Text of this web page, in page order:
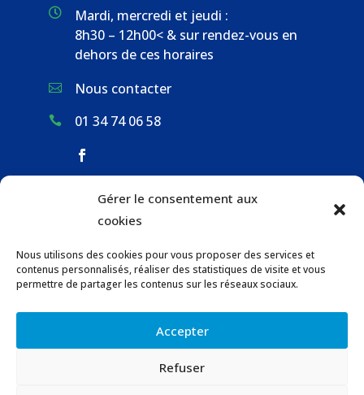
Gérer le consentement aux
cookies
Nous utilisons des cookies pour vous proposer des services et
contenus personnalisés, réaliser des statistiques de visite et vous
permettre de partager les contenus sur les réseaux sociaux.
Accepter
Refuser

Mardi, mercredi et jeudi :
8h30 – 12h00< & sur rendez-vous en
dehors de ces horaires
 Nous contacter
 01 34 74 06 58
GESTION DES DÉCHETS
URBANISME
COMMUNICATIONS DE LA MAIRIE
LOCATION DE SALLES COMMUNALES